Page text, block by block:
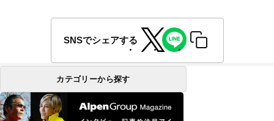
SNSでシェアする
カテゴリーから探す